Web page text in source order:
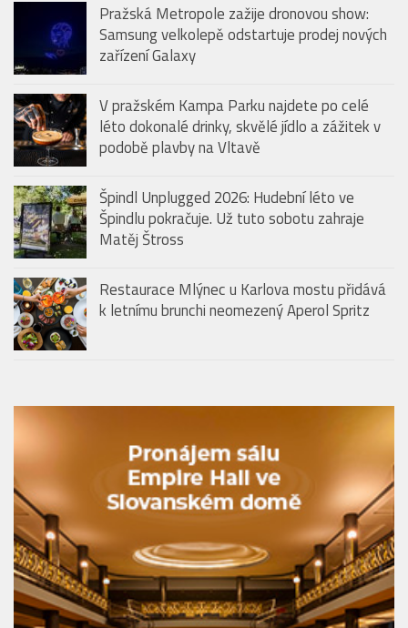
Pražská Metropole zažije dronovou show:
Samsung velkolepě odstartuje prodej nových
zařízení Galaxy
V pražském Kampa Parku najdete po celé
léto dokonalé drinky, skvělé jídlo a zážitek v
podobě plavby na Vltavě
Špindl Unplugged 2026: Hudební léto ve
Špindlu pokračuje. Už tuto sobotu zahraje
Matěj Štross
Restaurace Mlýnec u Karlova mostu přidává
k letnímu brunchi neomezený Aperol Spritz